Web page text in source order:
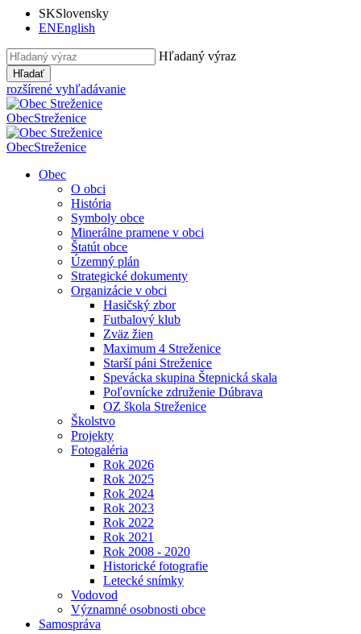
SKSlovensky
ENEnglish
Hľadaný výraz
Hľadať
rozšírené vyhľadávanie
ObecStreženice
ObecStreženice
Obec
O obci
História
Symboly obce
Minerálne pramene v obci
Štatút obce
Územný plán
Strategické dokumenty
Organizácie v obci
Hasičský zbor
Futbalový klub
Zväz žien
Maximum 4 Streženice
Starší páni Streženice
Spevácka skupina Štepnická skala
Poľovnícke združenie Dúbrava
OZ škola Streženice
Školstvo
Projekty
Fotogaléria
Rok 2026
Rok 2025
Rok 2024
Rok 2023
Rok 2022
Rok 2021
Rok 2008 - 2020
Historické fotografie
Letecké snímky
Vodovod
Významné osobnosti obce
Samospráva